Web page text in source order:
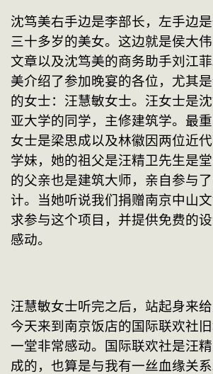
沈笃美右手边是李部长，左手边
三十多岁的美女。这边就是侯大伟
文章以及沈笃美的商务助手刘江
美介绍了参加晚宴的各位，尤其
的女士：汪慧敏女士。汪女士是
亚大学的同学，主修建筑学。最
女士是梁思成以及林徽因两位近
学妹，她的祖父是汪精卫先生是
的父亲也是建筑大师，亲自参与
计。当她听说我们捐赠南京中山
求参与这个项目，并提供免费的
感动。
汪慧敏女士听完之后，站起身来给
今天来到南京饭店的国际联欢社
一堂非常感动。国际联欢社是汪
成的，也算是与我有一丝血缘关